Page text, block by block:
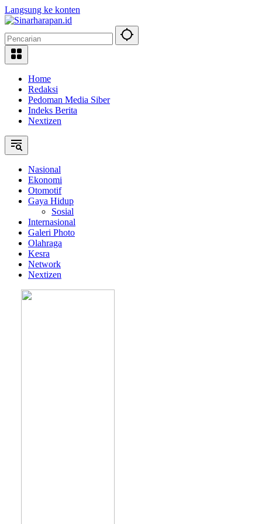
Langsung ke konten
Home
Redaksi
Pedoman Media Siber
Indeks Berita
Nextizen
Nasional
Ekonomi
Otomotif
Gaya Hidup
Sosial
Internasional
Galeri Photo
Olahraga
Kesra
Network
Nextizen